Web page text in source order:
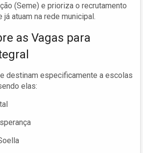
(Seme) e prioriza o recrutamento
atuam na rede municipal.
as Vagas para
destinam especificamente a escolas
elas: